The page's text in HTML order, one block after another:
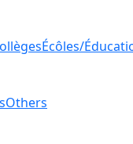
Écôles/
Others